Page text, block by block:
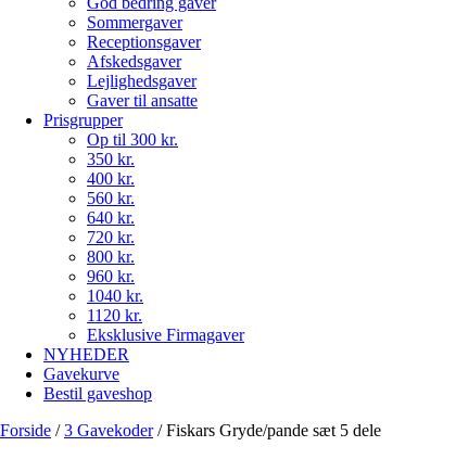
Sommergaver
Receptionsgaver
Afskedsgaver
Lejlighedsgaver
Gaver til ansatte
Prisgrupper
Op til 300 kr.
350 kr.
400 kr.
560 kr.
640 kr.
720 kr.
800 kr.
960 kr.
1040 kr.
1120 kr.
Eksklusive Firmagaver
NYHEDER
Gavekurve
Bestil gaveshop
Forside /3 Gavekoder/Fiskars Gryde/pande sæt 5 dele